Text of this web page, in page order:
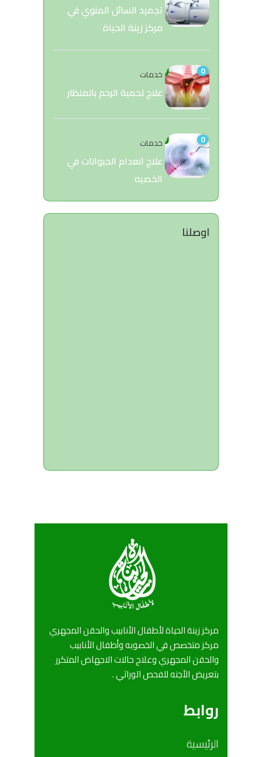
تجميد السائل المنوي في
مركز زينة الحياة
0 خدمات
علاج لحمية الرحم بالمنظار
0 خدمات
علاج انعدام الحيوانات في
الخصيه
اوصلنا
مركز زينة الحياة لأطفال الأنابيب والحقن المجهري
مركز متخصص في الخصوبه وأطفال الأنابيب
والحقن المجهري وعلاج حالات الاجهاض المتكرر
بتعريض الأجنه للفحص الوراثي .
روابط
الرئيسية